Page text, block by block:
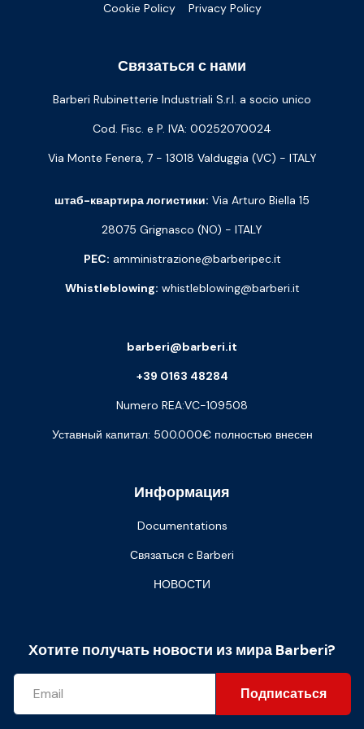
Cookie Policy Privacy Policy
Связаться с нами
Barberi Rubinetterie Industriali S.r.l. a socio unico
Cod. Fisc. e P. IVA: 00252070024
Via Monte Fenera, 7 - 13018 Valduggia (VC) - ITALY
штаб-квартира логистики: Via Arturo Biella 15
28075 Grignasco (NO) - ITALY
PEC: amministrazione@barberipec.it
Whistleblowing: whistleblowing@barberi.it
Информация
Documentations
Связаться с Barberi
НОВОСТИ
barberi@barberi.it
+39 0163 48284
Numero REA:VC-109508
Уставный капитал: 500.000€ полностью внесен
Хотите получать новости из мира Barberi?
Подписаться